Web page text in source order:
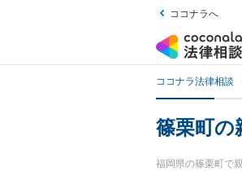
ココナラへ
ココナラ法律相談
篠栗町の
福岡県の篠栗町で